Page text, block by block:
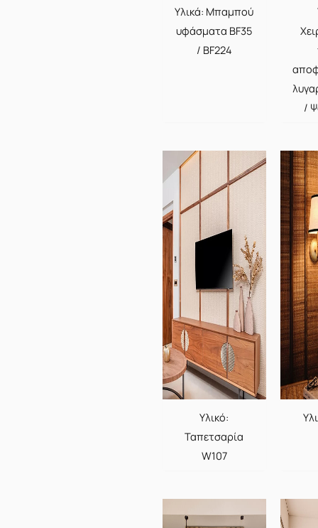
Υλικά: Μπαμπού
υφάσματα BF35
/ BF224
/
Υλικό:
Ταπετσαρία
W107